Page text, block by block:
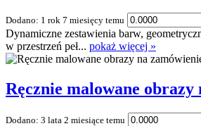
Dodano: 1 rok 7 miesięcy temu
Dynamiczne zestawienia barw,
w przestrzeń peł... pokaż więcej »
Ręcznie malowane obrazy
Dodano: 3 lata 2 miesiące temu